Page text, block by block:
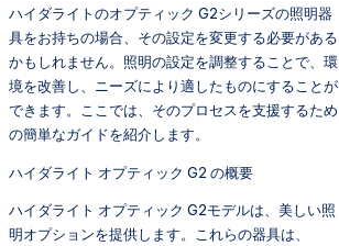
ハイダライトのオプティック G2シリーズの照明器
具をお持ちの場合、その設定を変更する必要がある
かもしれません。照明の設定を調整することで、環
境を改善し、ニーズにより適したものにすることが
できます。ここでは、そのプロセスを支援するため
の簡単なガイドを紹介します。
ハイダライト オプティック G2 の概要
ハイダライト オプティック G2モデルは、美しい照
明オプションを提供します。これらの器具は、